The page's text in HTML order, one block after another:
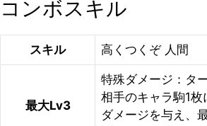
コンボスキル
スキル 高くつくぞ 人間
最大Lv3
特殊ダメージ：タ
相手のキャラ駒1
ダメージを与え、